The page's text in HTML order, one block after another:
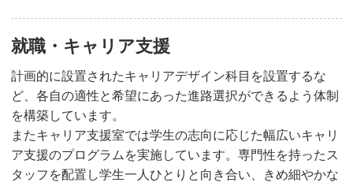
就職・キャリア支援
計画的に設置されたキャリアデザイン科目を設置するな
ど、各自の適性と希望にあった進路選択ができるよう体制
を構築しています。
またキャリア支援室では学生の志向に応じた幅広いキャリ
ア支援のプログラムを実施しています。専門性を持ったス
タッフを配置し学生一人ひとりと向き合い、きめ細やかな